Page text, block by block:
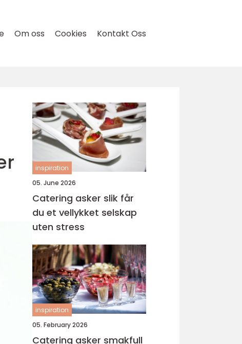
Om oss Cookies Kontakt Oss
inspiration
05. June 2026
Catering asker slik får
du et vellykket selskap
uten stress
inspiration
05. February 2026
Catering asker smakfull